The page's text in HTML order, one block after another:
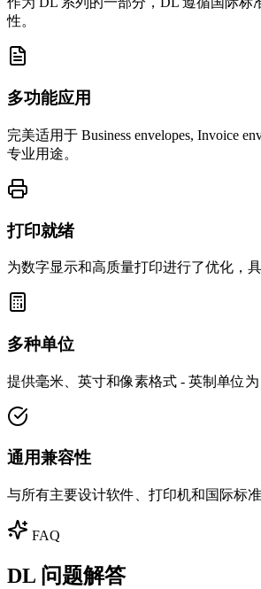
性。
多功能应用
完美适用于 Business envelopes, Invoice
专业用途。
打印就绪
为数字显示和高质量打印进行了优化，
多种单位
提供毫米、英寸和像素格式 - 英制单位为
通用兼容性
与所有主要设计软件、打印机和国际标准
FAQ
DL 问题解答